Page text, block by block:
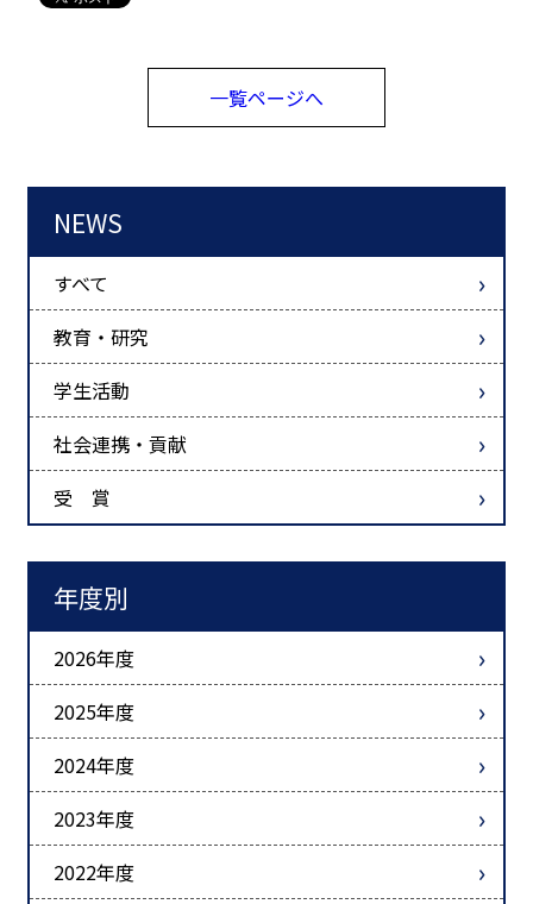
一覧ページへ
NEWS
すべて
教育・研究
学生活動
社会連携・貢献
受 賞
年度別
2026年度
2025年度
2024年度
2023年度
2022年度